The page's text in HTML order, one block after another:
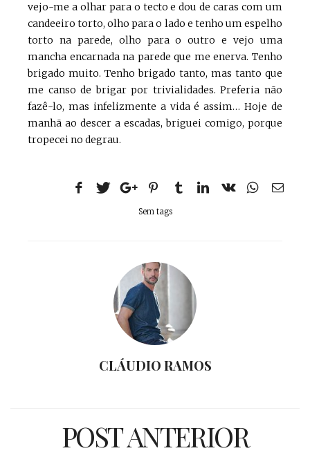
vejo-me a olhar para o tecto e dou de caras com um
candeeiro torto, olho para o lado e tenho um espelho
torto na parede, olho para o outro e vejo uma
mancha encarnada na parede que me enerva. Tenho
brigado muito. Tenho brigado tanto, mas tanto que
me canso de brigar por trivialidades. Preferia não
fazê-lo, mas infelizmente a vida é assim… Hoje de
manhã ao descer a escadas, briguei comigo, porque
tropecei no degrau.
Sem tags
CLÁUDIO RAMOS
POST ANTERIOR